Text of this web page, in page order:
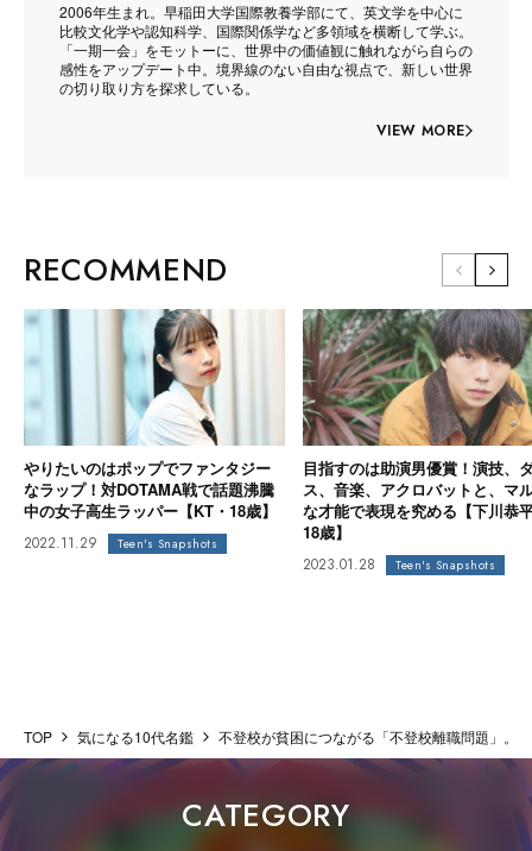
2006年生まれ。早稲田大学国際教養学部にて、英文学を中心に
比較文化学や認知科学、国際関係学など多領域を横断して学ぶ。
「一期一会」をモットーに、世界中の価値観に触れながら自らの
感性をアップデート中。境界線のない自由な視点で、新しい世界
の切り取り方を探求している。
VIEW MORE
RECOMMEND
やりたいのはポップでファンタジー
なラップ！対DOTAMA戦で話題沸騰
中の女子高生ラッパー【KT・18歳】
2022.11.29 Teen's Snapshots
目指すのは助演男優賞！演技、
ス、音楽、アクロバットと、マ
な才能で表現を究める【下川恭
18歳】
2023.01.28 Teen's Snapshots
TOP 気になる10代名鑑 不登校が貧困につながる「不登校離職問題」。
CATEGORY